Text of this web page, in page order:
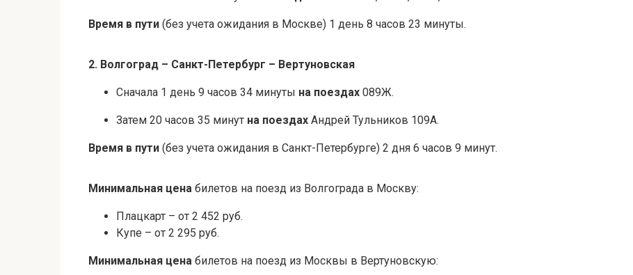
Время в пути (без учета ожидания в Москве) 1 день 8 часов 23 минуты.
2. Волгоград – Санкт-Петербург – Вертуновская
Сначала 1 день 9 часов 34 минуты на поездах 089Ж.
Затем 20 часов 35 минут на поездах Андрей Тульников 109А.
Время в пути (без учета ожидания в Санкт-Петербурге) 2 дня 6 часов 9 минут.
Минимальная цена билетов на поезд из Волгограда в Москву:
Плацкарт – от 2 452 руб.
Купе – от 2 295 руб.
Минимальная цена билетов на поезд из Москвы в Вертуновскую: